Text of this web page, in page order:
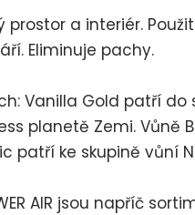
a interiér.
Eliminuje pachy.
Vanilla Gold patří do
planetě Zemi. Vůně
patří ke skupině vůní
AIR jsou napříč